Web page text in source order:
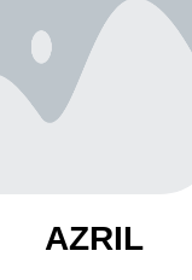
AZRIL